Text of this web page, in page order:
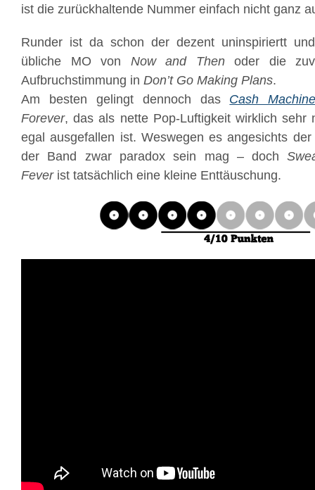
ist die zurückhaltende Nummer einfach nicht ganz
Runder ist da schon der dezent uninspiriertt
übliche MO von Now and Thenoder die
Aufbruchstimmung in Don’t Go Making Plans.
Am besten gelingt dennoch das Cash
Forever, das als nette Pop-Luftigkeit wirklich sehr
egal ausgefallen ist. Weswegen es angesichts
der Band zwar paradox sein mag – doch
Feverist tatsächlich eine kleine Enttäuschung.